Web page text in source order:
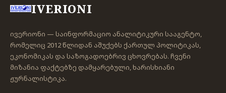
IVERIONI
ივერიონი — საინფორმაციო ანალიტიკური სააგენტო,
რომელიც 2012 წლიდან აშუქებს ქართულ პოლიტიკას,
ეკონომიკას და საზოგადოებრივ ცხოვრებას. ჩვენი
მიზანია ფაქტებზე დამყარებული, ხარისხიანი
ჟურნალისტიკა.